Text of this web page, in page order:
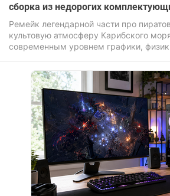
сборка из недорогих
Ремейк легендарной части про
культовую атмосферу Карибского
современным уровнем графики,
свободу, то обновленная версия Assassin's Creed Black Flag
Resynced усиливает визуальную
переработанные текстуры,
реалистичная вода и более «живой»
перенесена на продвинутый движок
иллюминирования и трассировки